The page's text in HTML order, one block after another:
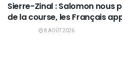
Sierre-Zinal : Salomon nous
de la course, les Français
8 AOÛT 2026